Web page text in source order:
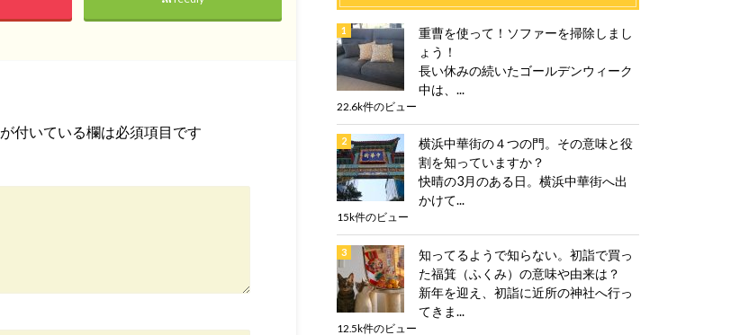
が付いている欄は必須項目です
重曹を使って！ソファーを掃除しまし
ょう！
長い休みの続いたゴールデンウィーク
中は、...
22.6k件のビュー
横浜中華街の４つの門。その意味と役
割を知っていますか？
快晴の3月のある日。横浜中華街へ出
かけて...
15k件のビュー
知ってるようで知らない。初詣で買っ
た福箕（ふくみ）の意味や由来は？
新年を迎え、初詣に近所の神社へ行っ
てきま...
12.5k件のビュー